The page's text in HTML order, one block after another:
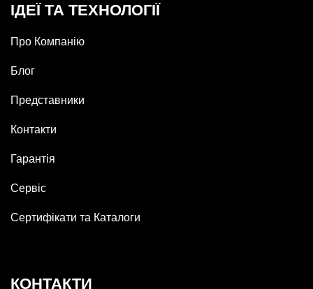
ІДЕЇ ТА ТЕХНОЛОГІЇ
Про Компанію
Блог
Представники
Контакти
Гарантія
Сервіс
Сертифікати та Каталоги
КОНТАКТИ